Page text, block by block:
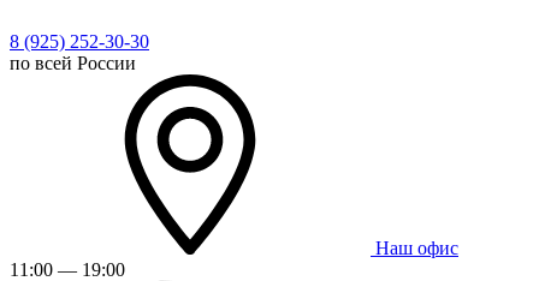
8 (925) 252-30-30
по всей России
Наш офис
11:00 — 19:00